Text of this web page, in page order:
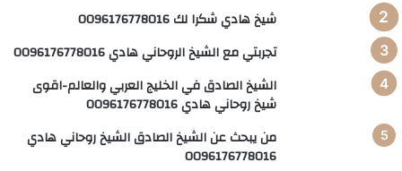
شيخ هادي شكرا لك 0096176778016
تجربتي مع الشيخ الروحاني هادي 0096176778016
الشيخ الصادق في الخليج العربي والعالم-اقوى
شيخ روحاني هادي 0096176778016
من يبحث عن الشيخ الصادق الشيخ روحاني هادي
0096176778016